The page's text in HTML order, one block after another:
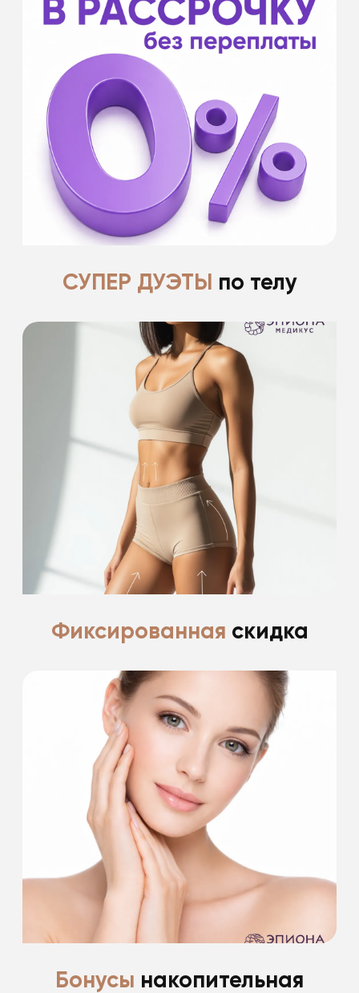
- на срок от 6 до 12 месяцев
- без первоначального взноса
- оформление в клинике и удаленно
- для оформления необходим паспорт РФ
Банки партнеры: Банк Хоум Кредит, Кредит
Европа банк, МТС Банк, Тинькофф Банк,
Совкомбанк.
Подробнее
СУПЕР ДУЭТЫ по телу
-15% на проведение 2 процедур
из списка
-15% на проведение лазерной эпиляции
Подробнее
Фиксированная скидка
Ценим и благодарим своих пациентов за
доверие
*фиксированные скидки пациентам после
пластической хирургии до 30%
Подробнее
Бонусы накопительная